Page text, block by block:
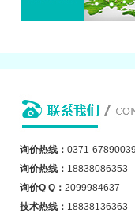
询价热线： 0371-67890039
询价热线： 18838086353
询价Q Q： 2099984637
技术热线： 18838136363